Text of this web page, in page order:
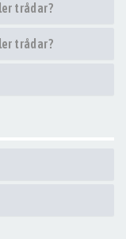
trådar?
trådar?